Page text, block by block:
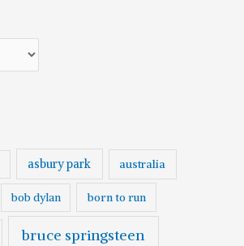
asbury park australia
bob dylan born to run
bruce springsteen